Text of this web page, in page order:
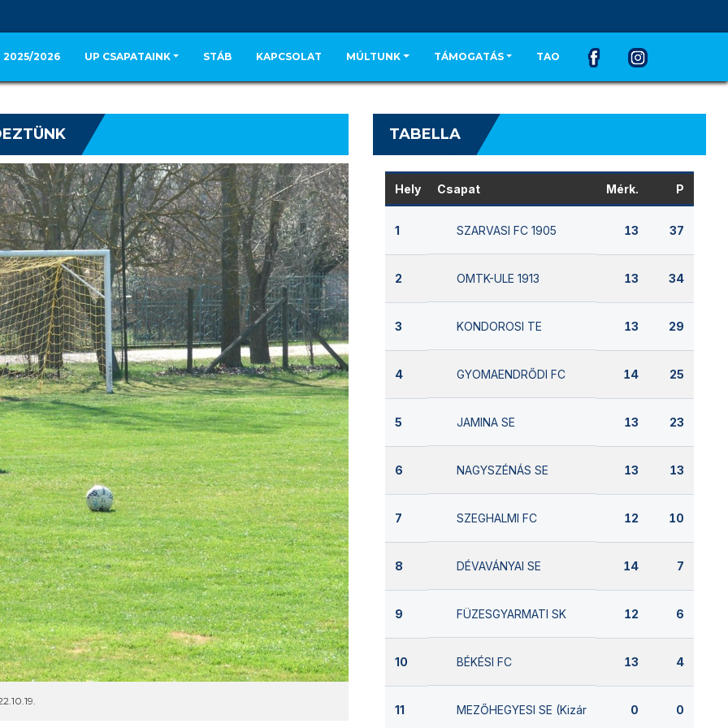
2025/2026 UP CSAPATAINK STÁB KAPCSOLAT MÚLTUNK TÁMOGATÁS TAO
TABELLA
Hely Csapat Mérk. P
1 SZARVASI FC 1905 13 37
2 OMTK-ULE 1913 13 34
3 KONDOROSI TE 13 29
4 GYOMAENDRŐDI FC 14 25
5 JAMINA SE 13 23
6 NAGYSZÉNÁS SE 13 13
7 SZEGHALMI FC 12 10
8 DÉVAVÁNYAI SE 14 7
9 FÜZESGYARMATI SK 12 6
10 BÉKÉSI FC 13 4
11 MEZŐHEGYESI SE (Kizárva) 0 0